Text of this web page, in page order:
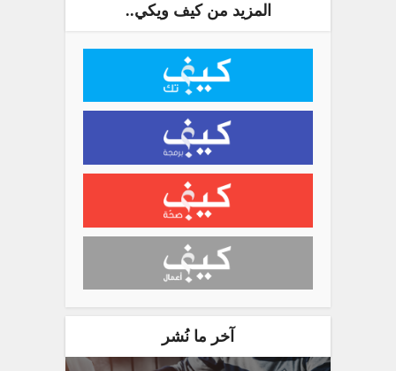
المزيد من كيف ويكي..
آخر ما نُشر